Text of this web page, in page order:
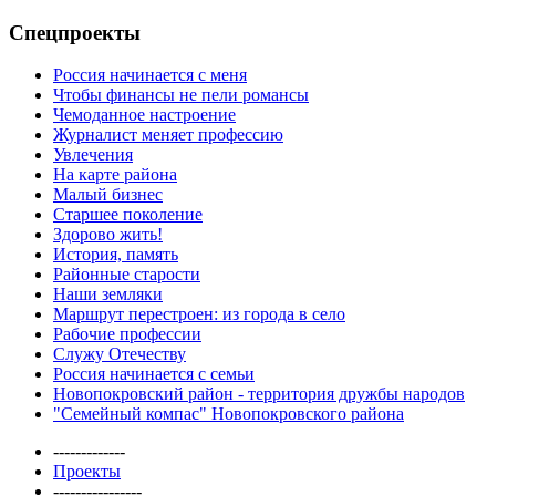
Спецпроекты
Россия начинается с меня
Чтобы финансы не пели романсы
Чемоданное настроение
Журналист меняет профессию
Увлечения
На карте района
Малый бизнес
Старшее поколение
Здорово жить!
История, память
Районные старости
Наши земляки
Маршрут перестроен: из города в село
Рабочие профессии
Служу Отечеству
Россия начинается с семьи
Новопокровский район - территория дружбы народов
"Семейный компас" Новопокровского района
-------------
Проекты
----------------